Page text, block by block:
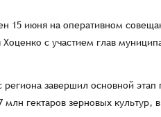
15 июня на оперативном
с участием глав
завершил основной этап
гектаров зерновых